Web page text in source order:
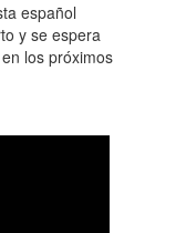
español
y se espera
los próximos